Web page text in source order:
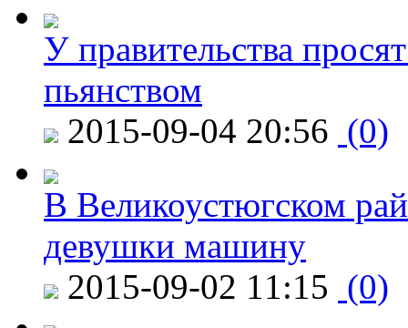
У правительства
пьянством
2015-09-04 20:56 (0)
В Великоустюгском
девушки машину
2015-09-02 11:15 (0)